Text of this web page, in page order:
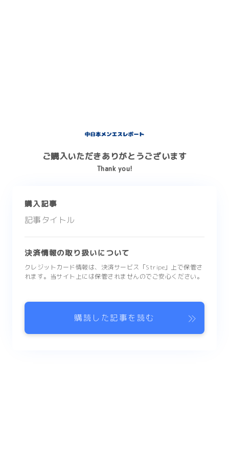
ご購入いただきありがとうございます
Thank you!
購入記事
記事タイトル
決済情報の取り扱いについて
クレジットカード情報は、決済サービス「Stripe」上で保管さ
れます。当サイト上には保管されませんのでご安心ください。
購読した記事を読む